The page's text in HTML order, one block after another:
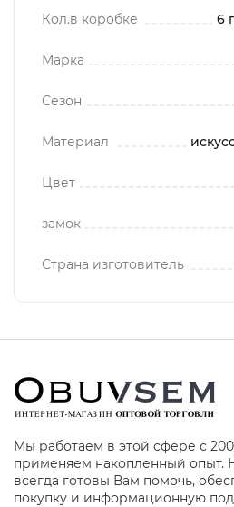
Кол.в коробке 6
Марка
Сезон
Материал
Цвет
замок
Страна изготовитель
Мы работаем в этой сфере с
применяем накопленный опыт.
всегда готовы Вам помочь,
покупку и информационную